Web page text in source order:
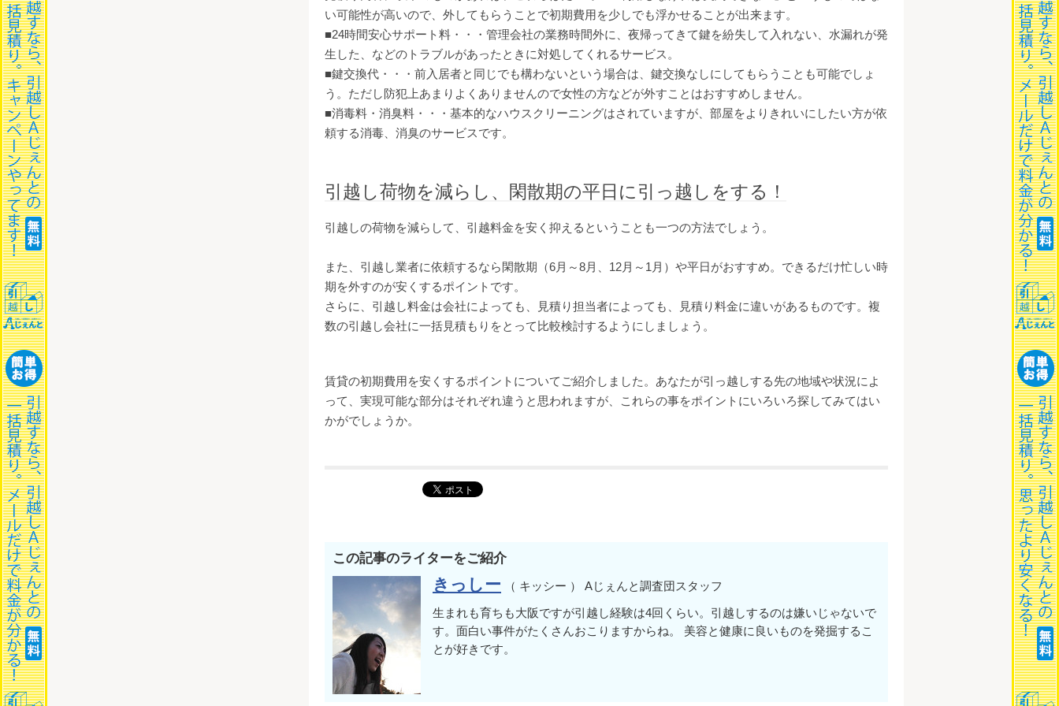
い可能性が高いので、外してもらうことで初期費用を少しでも浮かせることが出来ます。
■24時間安心サポート料・・・管理会社の業務時間外に、夜帰ってきて鍵を紛失して入れない、水漏れが発
生した、などのトラブルがあったときに対処してくれるサービス。
■鍵交換代・・・前入居者と同じでも構わないという場合は、鍵交換なしにしてもらうことも可能でしょ
う。ただし防犯上あまりよくありませんので女性の方などが外すことはおすすめしません。
■消毒料・消臭料・・・基本的なハウスクリーニングはされていますが、部屋をよりきれいにしたい方が依
頼する消毒、消臭のサービスです。
引越し荷物を減らし、閑散期の平日に引っ越しをする！
引越しの荷物を減らして、引越料金を安く抑えるということも一つの方法でしょう。
また、引越し業者に依頼するなら閑散期（6月～8月、12月～1月）や平日がおすすめ。できるだけ忙しい時
期を外すのが安くするポイントです。
さらに、引越し料金は会社によっても、見積り担当者によっても、見積り料金に違いがあるものです。複
数の引越し会社に一括見積もりをとって比較検討するようにしましょう。
賃貸の初期費用を安くするポイントについてご紹介しました。あなたが引っ越しする先の地域や状況によ
って、実現可能な部分はそれぞれ違うと思われますが、これらの事をポイントにいろいろ探してみてはい
かがでしょうか。
この記事のライターをご紹介
きっしー （ キッシー ） Aじぇんと調査団スタッフ
生まれも育ちも大阪ですが引越し経験は4回くらい。引越しするのは嫌いじゃないで
す。面白い事件がたくさんおこりますからね。 美容と健康に良いものを発掘するこ
とが好きです。